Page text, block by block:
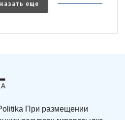
еще
При размещении